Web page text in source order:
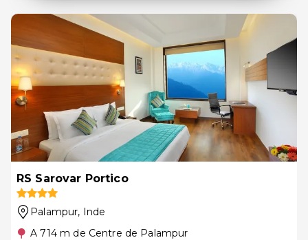
RS Sarovar Portico
Palampur, Inde
A 714 m de Centre de Palampur